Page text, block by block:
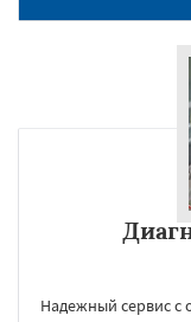
Надежный сервис с